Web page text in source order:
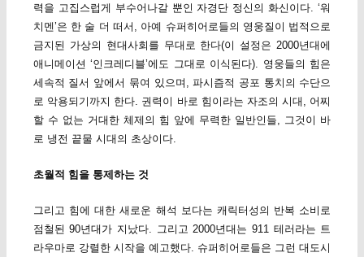
력을 고집스럽게 부수어나갈 뿐인 자경단 정신의 화신이다. ‘워
치멘’은 한 술 더 떠서, 아예 슈퍼히어로들의 영웅질이 법적으로
금지된 가상의 현대사회를 무대로 한다(이 설정은 2000년대에
애니메이션 ‘인크레디블’에도 그대로 이식된다). 영웅들의 힘은
세속적 질서 앞에서 묶여 있으며, 파시즘적 공포 통치의 수단으
로 악용되기까지 한다. 권력이 바로 힘이라는 자조의 시대, 어찌
할 수 없는 거대한 체제의 힘 앞에 무력한 일반인들, 그것이 바
로 냉전 끝물 시대의 초상이다.
초월적 힘을 통제하는 것
그리고 힘에 대한 새로운 해석 보다는 캐릭터성의 반복 소비로
점철된 90년대가 지났다. 그리고 2000년대는 911 테러라는 트
라우마로 강렬한 시작을 예고했다. 슈퍼히어로들은 그런 대도시